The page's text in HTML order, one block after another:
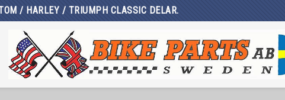
/ HARLEY / TRIUMPH CLASSIC DELAR.